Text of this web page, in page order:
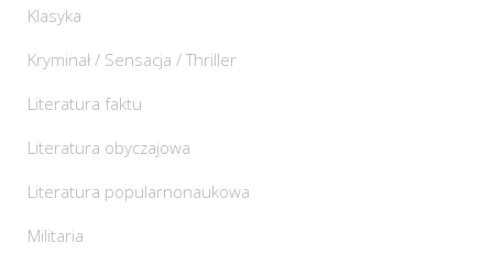
Klasyka
Kryminał / Sensacja / Thriller
Literatura faktu
Literatura obyczajowa
Literatura popularnonaukowa
Militaria